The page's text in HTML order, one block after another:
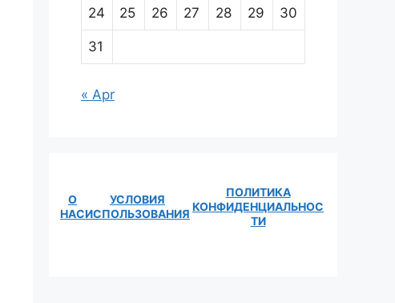
24 25 26 27 28 29 30
31
« Apr
О
НАС
УСЛОВИЯ
ИСПОЛЬЗОВАНИЯ
ПОЛИТИКА
КОНФИДЕНЦИАЛЬНОС
ТИ